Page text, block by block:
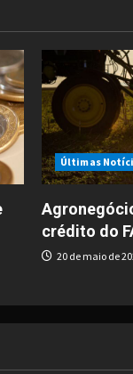
Últimas
crédito do
20 de maio de